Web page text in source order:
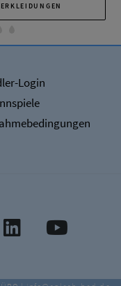
Login